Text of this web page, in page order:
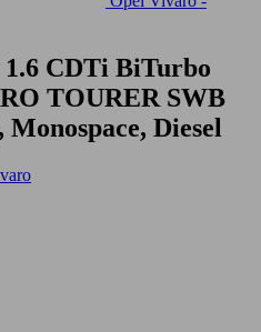
CDTi BiTurbo
TOURER SWB
Diesel